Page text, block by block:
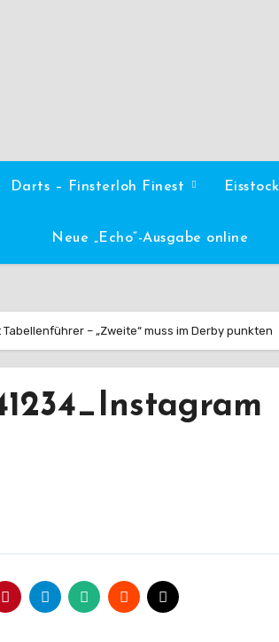
Darts – Finsterloh Finest Eisstock
Neue „Echo“-Ausgabe online
– „Zweite“ muss im Derby punkten